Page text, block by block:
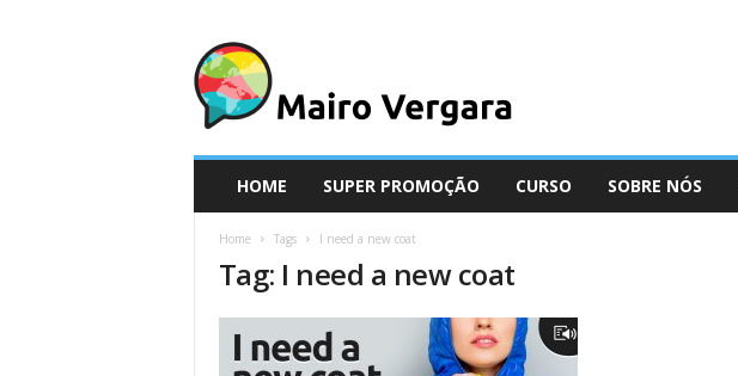
i
r
HOME SUPER PROMOÇÃO CURSO SOBRE NÓS
Home Tags I need a new coat
Tag: I need a new coat